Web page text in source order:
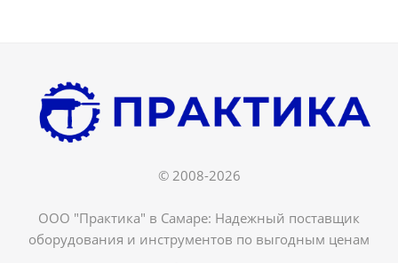
© 2008-2026
ООО "Практика" в Самаре: Надежный поставщик
оборудования и инструментов по выгодным ценам